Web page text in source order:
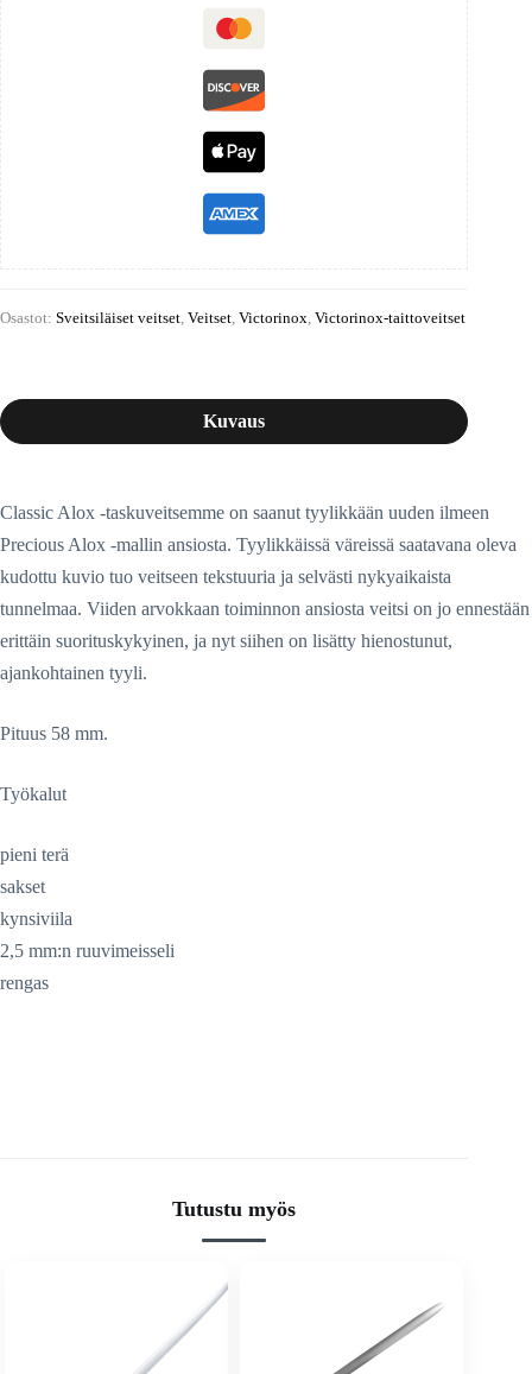
Osastot: Sveitsiläiset veitset, Veitset, Victorinox, Victorinox-taittoveitset
Kuvaus
Classic Alox -taskuveitsemme on saanut tyylikkään uuden ilmeen
Precious Alox -mallin ansiosta. Tyylikkäissä väreissä saatavana oleva
kudottu kuvio tuo veitseen tekstuuria ja selvästi nykyaikaista
tunnelmaa. Viiden arvokkaan toiminnon ansiosta veitsi on jo ennestään
erittäin suorituskykyinen, ja nyt siihen on lisätty hienostunut,
ajankohtainen tyyli.
Pituus 58 mm.
Työkalut
pieni terä
sakset
kynsiviila
2,5 mm:n ruuvimeisseli
rengas
Tutustu myös